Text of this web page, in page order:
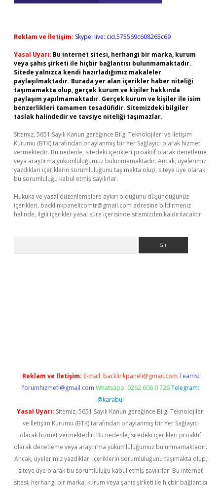
Reklam ve İletişim: Skype: live:.cid.575569c608265c69
Yasal Uyarı: Bu internet sitesi, herhangi bir marka, kurum
veya şahıs şirketi ile hiçbir bağlantısı bulunmamaktadır.
Sitede yalnızca kendi hazırladığımız makaleler
paylaşılmaktadır. Burada yer alan içerikler haber niteliği
taşımamakta olup, gerçek kurum ve kişiler hakkında
paylaşım yapılmamaktadır. Gerçek kurum ve kişiler ile isim
benzerlikleri tamamen tesadüfidir. Sitemizdeki bilgiler
taslak halindedir ve tavsiye niteliği taşımazlar.
Sitemiz, 5651 Sayılı Kanun gereğince Bilgi Teknolojileri ve İletişim
Kurumu (BTK) tarafından onaylanmış bir Yer Sağlayıcı olarak hizmet
vermektedir. Bu nedenle, sitedeki içerikleri proaktif olarak denetleme
veya araştırma yükümlülüğümüz bulunmamaktadır. Ancak, üyelerimiz
yazdıkları içeriklerin sorumluluğunu taşımakta olup, siteye üye olarak
bu sorumluluğu kabul etmiş sayılırlar.
Hukuka ve yasal düzenlemelere aykırı olduğunu düşündüğünüz
içerikleri, backlinkpanelicomtr@gmail.com adresine bildirmeniz
halinde, ilgili içerikler yasal süre içerisinde sitemizden kaldırılacaktır.
Reklam ve İletişim: E-mail: backlinkpaneli@gmail.com Teams:
forumhizmeti@gmail.com Whatsapp: 0262 606 0 726 Telegram:
@karabul
Yasal Uyarı: Sitemiz, 5651 Sayılı Kanun gereğince Bilgi Teknolojileri
ve İletişim Kurumu (BTK) tarafından onaylanmış bir Yer Sağlayıcı
olarak hizmet vermektedir. Bu nedenle, sitedeki içerikleri proaktif
olarak denetleme veya araştırma yükümlülüğümüz bulunmamaktadır.
Ancak, üyelerimiz yazdıkları içeriklerin sorumluluğunu taşımakta olup,
siteye üye olarak bu sorumluluğu kabul etmiş sayılırlar. Bu internet
sitesi, herhangi bir marka, kurum veya şahıs şirketi ile hiçbir bağlantısı